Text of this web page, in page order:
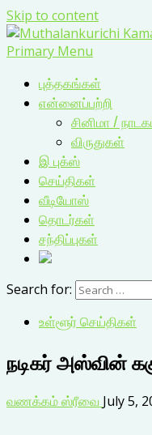
Skip to content
Primary Menu
புத்தகங்கள்
என்னைப்பற்றி
சினிமா /
விருதுகள்
இ புக்ஸ்
செய்திகள்
வீடியோஸ்
தொடர்கள்
சந்திப்புகள்
Search for:
உள்ளூர் செய்திகள்
நடிகர் அஸ்வின்
வணக்கம் ஸ்ரீவை July 5,